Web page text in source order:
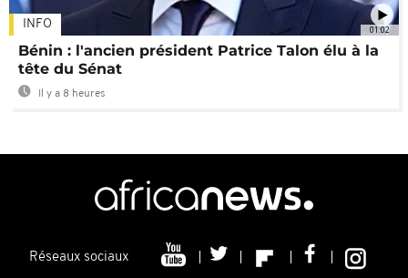
01:02
INFO
Bénin : l'ancien président Patrice Talon élu à la
tête du Sénat
Il y a 8 heures
Réseaux sociaux